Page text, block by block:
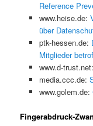
Reference
www.heise.de:
über
ptk-hessen.de:
Mitglieder
www.d-trust.net:
media.ccc.de:
www.golem.de:
Fingerabdruck-